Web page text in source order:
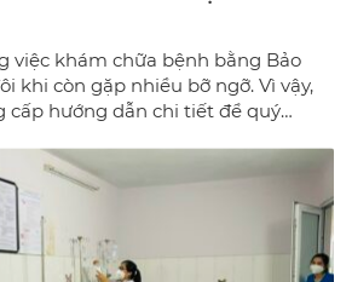
việc khám chữa bệnh bằng Bảo
khi còn gặp nhiều bỡ ngỡ. Vì vậy,
cấp hướng dẫn chi tiết để quý
đa khoa Bác sĩ gia đình hà